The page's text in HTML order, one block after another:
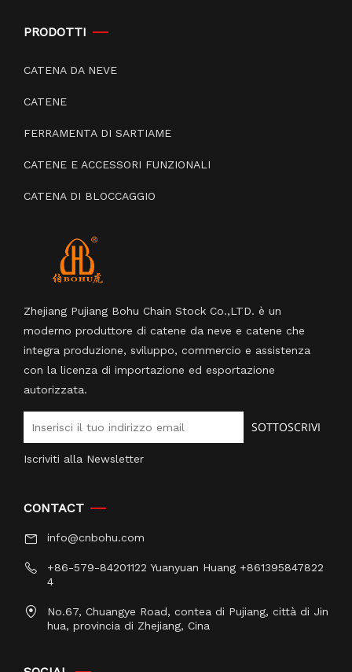
PRODOTTI
CATENA DA NEVE
CATENE
FERRAMENTA DI SARTIAME
CATENE E ACCESSORI FUNZIONALI
CATENA DI BLOCCAGGIO
Zhejiang Pujiang Bohu Chain Stock Co.,LTD. è un
moderno produttore di catene da neve e catene che
integra produzione, sviluppo, commercio e assistenza
con la licenza di importazione ed esportazione
autorizzata.
SOTTOSCRIVI
Iscriviti alla Newsletter
CONTACT
info@cnbohu.com
+86-579-84201122 Yuanyuan Huang +861395847822
4
No.67, Chuangye Road, contea di Pujiang, città di Jin
hua, provincia di Zhejiang, Cina